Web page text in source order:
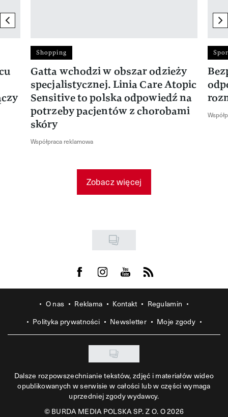
previous element
Shopping
Gatta wchodzi w obszar odzieży
specjalistycznej. Linia Care Atopic
Sensitive to polska odpowiedź na
potrzeby pacjentów z chorobami
skóry
Współpraca reklamowa
Zobacz więcej
Visit us on Facebook
Visit us on Instagram
Visit us on Youtube
Visit us on Rss
O nas Reklama Kontakt
Regulamin
Polityka prywatności
Newsletter Moje zgody
Dalsze rozpowszechnianie tekstów, zdjęć i materiałów wideo
opublikowanych w serwisie w całości lub w części wymaga
uprzedniej zgody wydawcy.
©BURDA MEDIA POLSKA SP. Z O. O 2026